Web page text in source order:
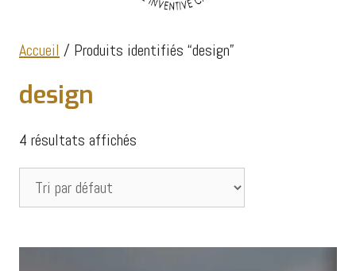
Accueil / Produits identifiés “design”
design
4 résultats affichés